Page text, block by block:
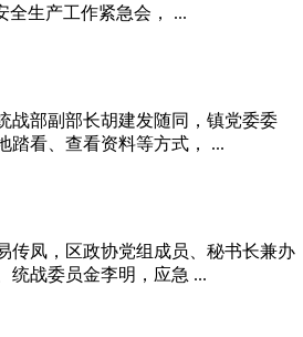
全生产工作紧急会， ...
战部副部长胡建发随同，镇党委委
踏看、查看资料等方式， ...
传凤，区政协党组成员、秘书长兼办
统战委员金李明，应急 ...